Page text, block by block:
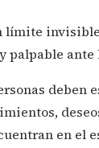
límite
palpable ante
deben
en el